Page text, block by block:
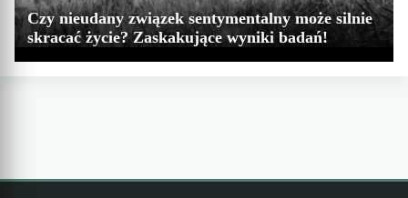
Czy nieudany związek sentymentalny może silnie
skracać życie? Zaskakujące wyniki badań!